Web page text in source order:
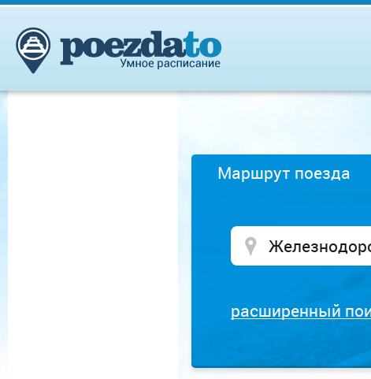
Маршрут поезда
расширенный